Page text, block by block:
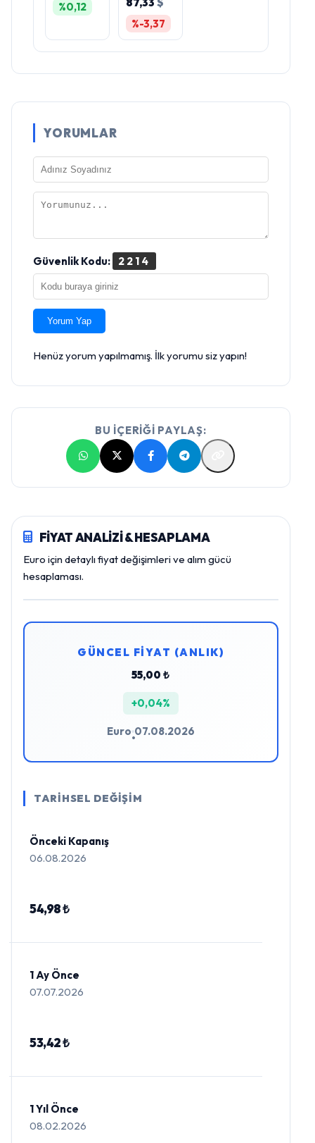
%0,12
%-3,37
YORUMLAR
Güvenlik Kodu: 2214
Yorum Yap
Henüz yorum yapılmamış. İlk yorumu siz yapın!
BU İÇERİĞİ PAYLAŞ:
FİYAT ANALİZİ & HESAPLAMA
Euro için detaylı fiyat değişimleri ve alım gücü
hesaplaması.
GÜNCEL FİYAT (ANLIK)
55,00 ₺
+0,04%
Euro
•
07.08.2026
TARİHSEL DEĞİŞİM
Önceki Kapanış
06.08.2026
54,98 ₺
1 Ay Önce
07.07.2026
53,42 ₺
1 Yıl Önce
08.02.2026